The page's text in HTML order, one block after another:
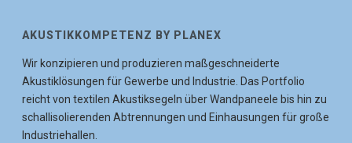
AKUSTIKKOMPETENZ BY PLANEX
Wir konzipieren und produzieren maßgeschneiderte
Akustiklösungen für Gewerbe und Industrie. Das Portfolio
reicht von textilen Akustiksegeln über Wandpaneele bis hin zu
schallisolierenden Abtrennungen und Einhausungen für große
Industriehallen.